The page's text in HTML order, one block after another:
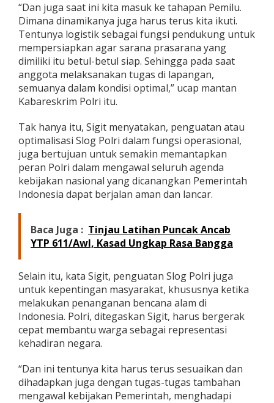
n
P
e
m
i
l
u
“Dan juga saat ini kita masuk ke tahapan Pemilu.
Dimana dinamikanya juga harus terus kita ikuti.
Tentunya logistik sebagai fungsi pendukung untuk
mempersiapkan agar sarana prasarana yang
dimiliki itu betul-betul siap. Sehingga pada saat
anggota melaksanakan tugas di lapangan,
semuanya dalam kondisi optimal,” ucap mantan
Kabareskrim Polri itu.
Tak hanya itu, Sigit menyatakan, penguatan atau
optimalisasi Slog Polri dalam fungsi operasional,
juga bertujuan untuk semakin memantapkan
peran Polri dalam mengawal seluruh agenda
kebijakan nasional yang dicanangkan Pemerintah
Indonesia dapat berjalan aman dan lancar.
Baca Juga : Tinjau Latihan Puncak Ancab
YTP 611/Awl, Kasad Ungkap Rasa Bangga
Selain itu, kata Sigit, penguatan Slog Polri juga
untuk kepentingan masyarakat, khususnya ketika
melakukan penanganan bencana alam di
Indonesia. Polri, ditegaskan Sigit, harus bergerak
cepat membantu warga sebagai representasi
kehadiran negara.
“Dan ini tentunya kita harus terus sesuaikan dan
dihadapkan juga dengan tugas-tugas tambahan
mengawal kebijakan Pemerintah, menghadapi